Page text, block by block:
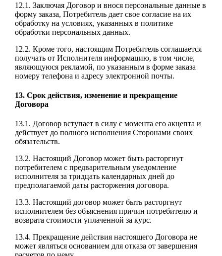
12.1. Заключая Договор и внося персональные данные в
форму заказа, Потребитель дает свое согласие на их
обработку на условиях, указанных в политике
обработки персональных данных.
12.2. Кроме того, настоящим Потребитель соглашается
получать от Исполнителя информацию, в том числе,
являющуюся рекламой, по указанным в форме заказа
номеру телефона и адресу электронной почты.
13. Срок действия, изменение и прекращение
Договора
13.1. Договор вступает в силу с момента его акцепта и
действует до полного исполнения Сторонами своих
обязательств.
13.2. Настоящий Договор может быть расторгнут
потребителем с предварительным уведомление
исполнителя за тридцать календарных дней до
предполагаемой даты расторжения договора.
13.3. Настоящий договор может быть расторгнут
исполнителем без объяснения причин потребителю и
возврата стоимости уплаченной за курс.
13.4. Прекращение действия настоящего Договора не
может являться основанием для отказа от завершения